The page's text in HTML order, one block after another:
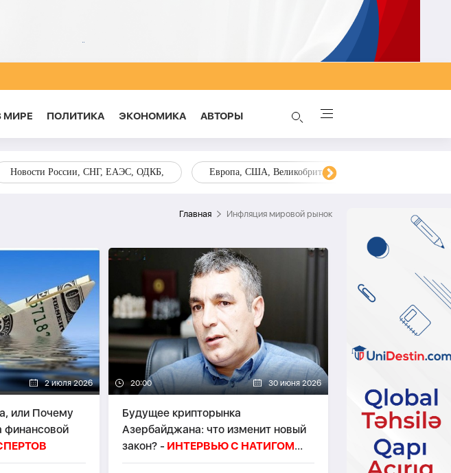
МИРЕ ПОЛИТИКА ЭКОНОМИКА AВТОРЫ
Новости России, СНГ, ЕАЭС, ОДКБ, Европа, США, Великобритания, Украина, Запад,
Главная Инфляция мировой рынок
2 июля 2026
или Почему
финансовой
20:00 30 июня 2026
Будущее крипторынка
Азербайджана: что изменит новый
закон? - ИНТЕРВЬЮ С НАТИГОМ
ДЖАФАРЛИ